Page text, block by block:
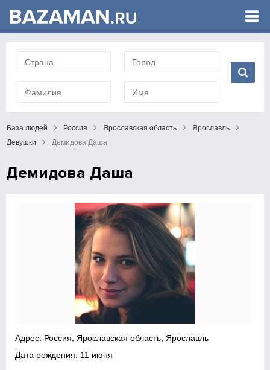
База людей Россия Ярославская область
Ярославль
Девушки
Демидова Даша
Демидова Даша
Адрес: Россия, Ярославская область, Ярославль
Дата рождения: 11 июня